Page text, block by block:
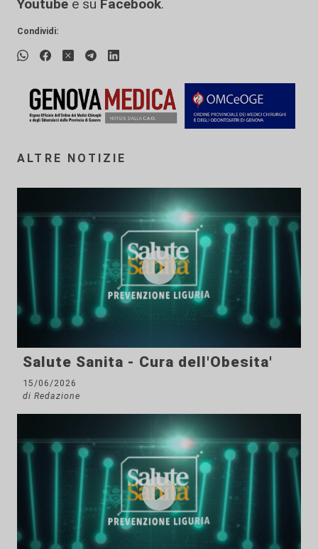
Youtube e su Facebook.
Condividi:
ALTRE NOTIZIE
Salute Sanita - Cura dell'Obesita'
15/06/2026
di Redazione